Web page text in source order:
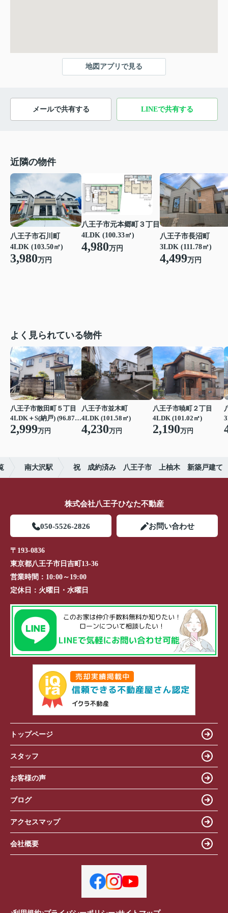
地図アプリで見る
メールで共有する LINEで共有する
近隣の物件
八王子市石川町
4LDK (103.50㎡)
3,980万円
八王子市元本郷町３丁目
4LDK (100.33㎡)
4,980万円
八王子市長沼町
3LDK (111.78㎡)
4,499万円
よく見られている物件
八王子市散田町５丁目
4LDK＋S(納戸) (96.87㎡)
2,999万円
八王子市並木町
4LDK (101.58㎡)
4,230万円
八王子市暁町２丁目
4LDK (101.02㎡)
2,190万円
南大沢駅 祝 成約済み 八王子市 上柚木 新築戸建て
株式会社八王子ひなた不動産
050-5526-2826 お問い合わせ
〒193-0836
東京都八王子市日吉町13-36
営業時間： 10:00～19:00
定休日： 火曜日・水曜日
トップページ
スタッフ
お客様の声
ブログ
アクセスマップ
会社概要